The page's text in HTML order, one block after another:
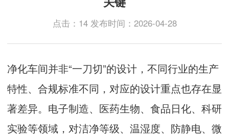
点击：14 发布时间：2026-04-28
净化车间并非“一刀切”的设计，不同行业的生产
特性、合规标准不同，对应的设计重点也存在显
著差异。电子制造、医药生物、食品日化、科研
实验等领域，对洁净等级、温湿度、防静电、微